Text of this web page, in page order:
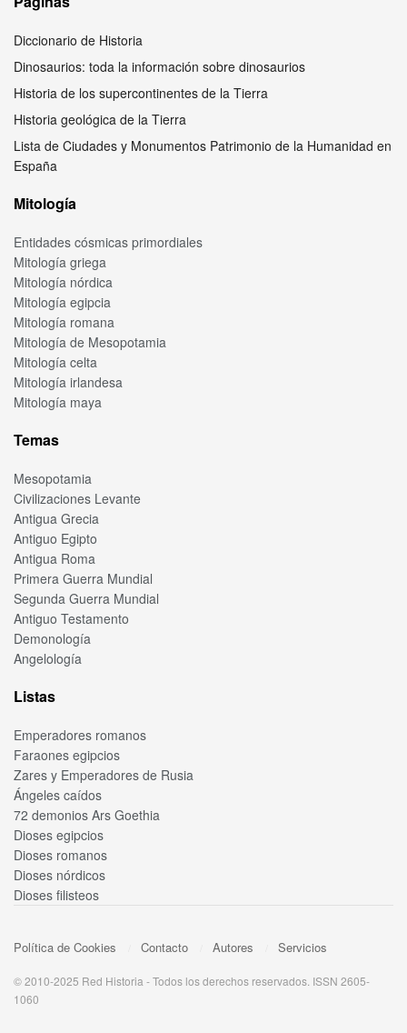
Diccionario de Historia
Dinosaurios: toda la información sobre dinosaurios
Historia de los supercontinentes de la Tierra
Historia geológica de la Tierra
Lista de Ciudades y Monumentos Patrimonio de la Humanidad en
España
Mitología
Entidades cósmicas primordiales
Mitología griega
Mitología nórdica
Mitología egipcia
Mitología romana
Mitología de Mesopotamia
Mitología celta
Mitología irlandesa
Mitología maya
Temas
Mesopotamia
Civilizaciones Levante
Antigua Grecia
Antiguo Egipto
Antigua Roma
Primera Guerra Mundial
Segunda Guerra Mundial
Antiguo Testamento
Demonología
Angelología
Listas
Emperadores romanos
Faraones egipcios
Zares y Emperadores de Rusia
Ángeles caídos
72 demonios Ars Goethia
Dioses egipcios
Dioses romanos
Dioses nórdicos
Dioses filisteos
Política de Cookies Contacto Autores Servicios
© 2010-2025 Red Historia - Todos los derechos reservados. ISSN 2605-
1060